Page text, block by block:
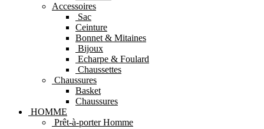
Accessoires
Sac
Ceinture
Bonnet & Mitaines
Bijoux
Echarpe & Foulard
Chaussettes
Chaussures
Basket
Chaussures
HOMME
Prêt-à-porter Homme